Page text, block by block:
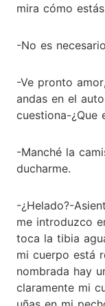
mira cómo
-No es
-Ve pronto
andas en el
cuestiona-¿Que
-Manché la
ducharme.
-¿Helado?-
me introduzco
toca la tibia
mi cuerpo está
nombrada hay
claramente mi